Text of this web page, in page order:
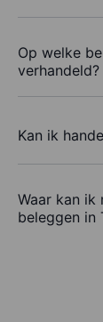
Op welke
verhandeld?
Kan ik
Waar kan ik
beleggen in